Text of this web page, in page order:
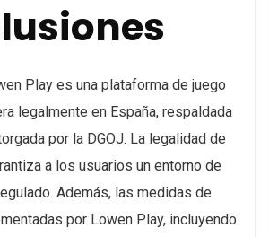
Play es una plataforma de juego
legalmente en España, respaldada
por la DGOJ. La legalidad de
a los usuarios un entorno de
Además, las medidas de
por Lowen Play, incluyendo